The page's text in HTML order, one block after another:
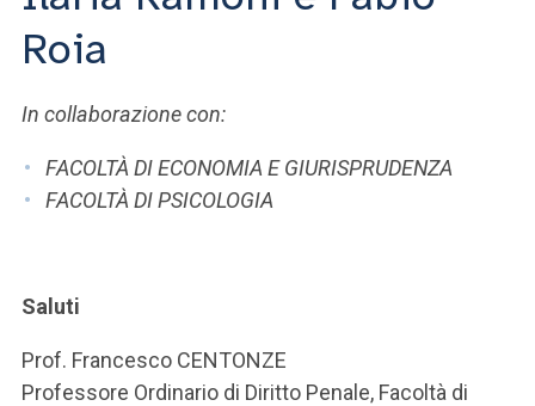
SEI UN DOCENTE O UN MEMBRO DELLO STAFF
ACCEDI A CLOUDMAIL
Roia
In collaborazione con:
FACOLTÀ DI ECONOMIA E GIURISPRUDENZA
FACOLTÀ DI PSICOLOGIA
Saluti
Prof. Francesco CENTONZE
Professore Ordinario di Diritto Penale, Facoltà di